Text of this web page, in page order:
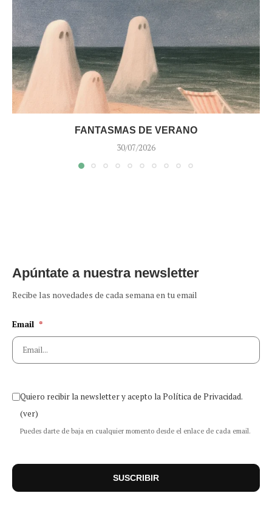
FANTASMAS DE VERANO
30/07/2026
Apúntate a nuestra newsletter
Recibe las novedades de cada semana en tu email
Email *
Quiero recibir la newsletter y acepto la Política de Privacidad.
(ver)
Puedes darte de baja en cualquier momento desde el enlace de cada email.